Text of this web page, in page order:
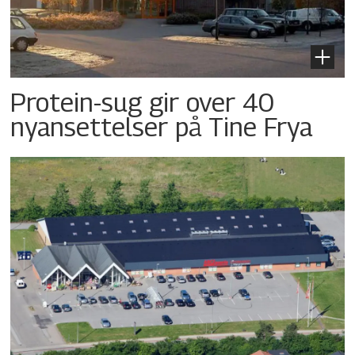
Protein-sug gir over 40
nyansettelser på Tine Frya